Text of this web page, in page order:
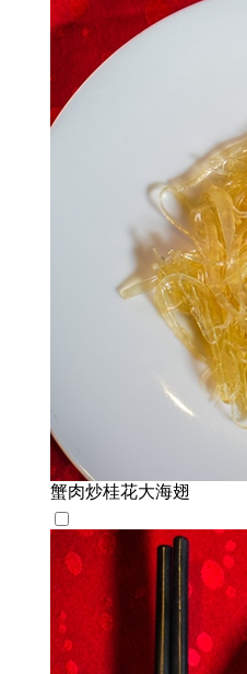
蟹肉炒桂花大海翅